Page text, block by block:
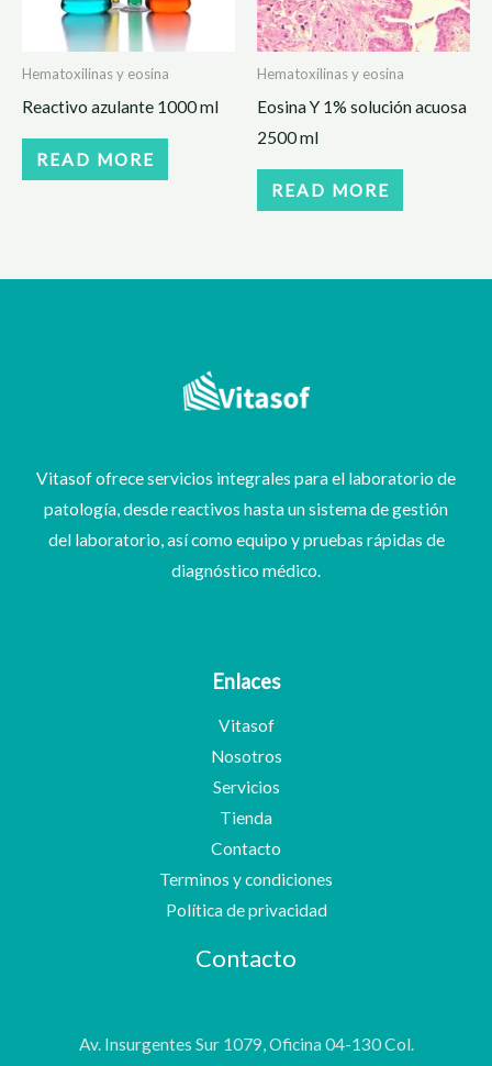
Hematoxilinas y eosina
Reactivo azulante 1000 ml
READ MORE
Hematoxilinas y eosina
Eosina Y 1% solución acuosa
2500 ml
READ MORE
Vitasof ofrece servicios integrales para el laboratorio de
patología, desde reactivos hasta un sistema de gestión
del laboratorio, así como equipo y pruebas rápidas de
diagnóstico médico.
Enlaces
Vitasof
Nosotros
Servicios
Tienda
Contacto
Terminos y condiciones
Política de privacidad
Contacto
Av. Insurgentes Sur 1079, Oficina 04-130 Col.